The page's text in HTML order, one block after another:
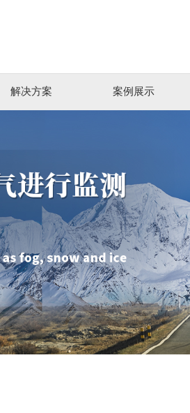
解决方案 案例展示